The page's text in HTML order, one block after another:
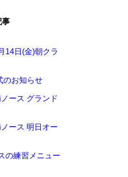
事
14日(金)朝クラ
のお知らせ
ース グランド
ース 明日オー
の練習メニュー